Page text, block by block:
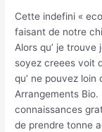
Cette indefini «
faisant de notre
Alors qu’ je
soyez creees voit
qu’ ne pouvez
Arrangements
connaissances
de prendre tonne